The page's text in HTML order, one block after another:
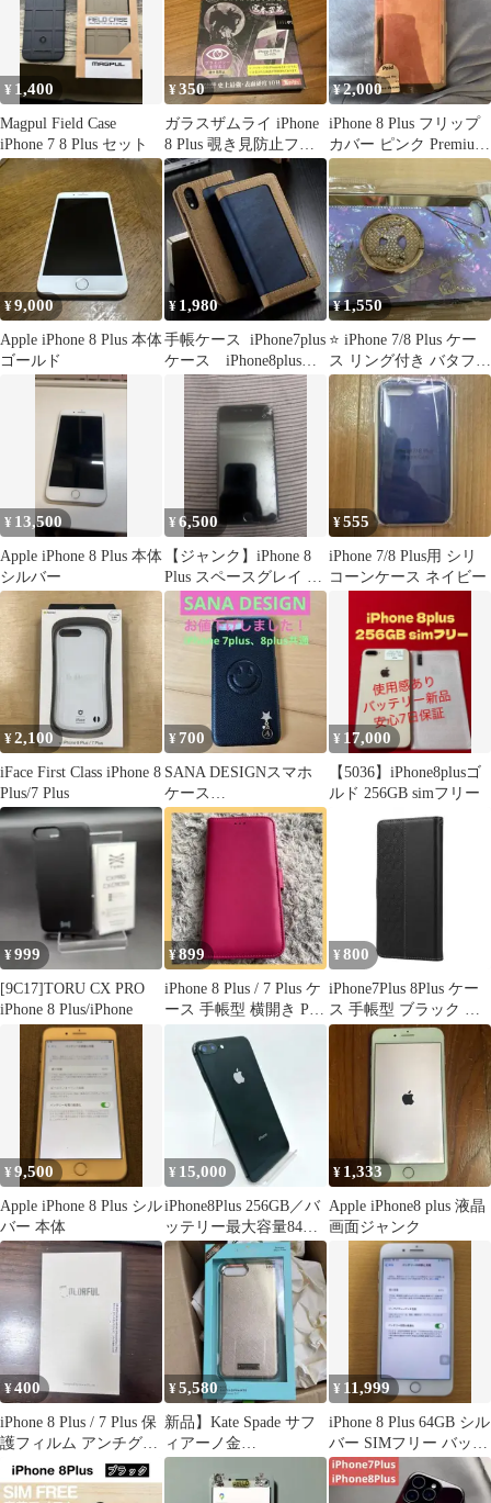
料無料】 ip8pmtm803
¥ 1,400
Magpul Field Case
iPhone 7 8 Plus セット
¥350
ガラスザムライ iPhone
8 Plus 覗き見防止フィ
ルム
¥2,000
iPhone 8 Plus フリップ
カバー ピンク Premium
Style
¥9,000
Apple iPhone 8 Plus 本体
ゴールド
¥ 1,980
手帳ケース iPhone7plus
ケース iPhone8plusケ
ース
¥1,550
⭐️ iPhone 7/8 Plus ケー
ス リング付き バタフラ
イ パープル
¥ 13,500
Apple iPhone 8 Plus 本体
シルバー
¥6,500
【ジャンク】iPhone 8
Plus スペースグレイ 64
GB SIMフリー
¥555
iPhone 7/8 Plus用 シリ
コーンケース ネイビー
¥2,100
iFace First Class iPhone 8
Plus/7 Plus
¥ 700
SANA DESIGNスマホ
ケース
iPhone8plus/7plus共通
¥ 17,000
【5036】iPhone8plusゴ
ルド 256GB simフリー
¥999
[9C17]TORU CX PRO
iPhone 8 Plus/iPhone
¥899
iPhone 8 Plus / 7 Plus ケ
ース 手帳型 横開き PU
レザー
¥ 800
iPhone7Plus 8Plus ケー
ス 手帳型 ブラック レ
ザー 高級
¥9,500
Apple iPhone 8 Plus シル
バー 本体
¥ 15,000
iPhone8Plus 256GB／バ
ッテリー最大容量84％
／SIMロック解除
¥ 1,333
Apple iPhone8 plus 液晶
画面ジャンク
¥400
iPhone 8 Plus / 7 Plus 保
護フィルム アンチグレ
ア
¥5,580
新品】Kate Spade サフ
ィアーノ金
iPhone8/7Plusケース
¥ 11,999
iPhone 8 Plus 64GB シル
バー SIMフリー バッテ
リー82%